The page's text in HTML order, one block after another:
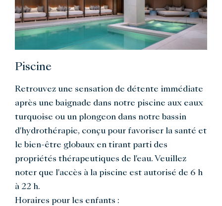
Piscine
Retrouvez une sensation de détente immédiate
après une baignade dans notre piscine aux eaux
turquoise ou un plongeon dans notre bassin
d'hydrothérapie, conçu pour favoriser la santé et
le bien-être globaux en tirant parti des
propriétés thérapeutiques de l'eau. Veuillez
noter que l'accès à la piscine est autorisé de 6 h
à 22 h.
Horaires pour les enfants :